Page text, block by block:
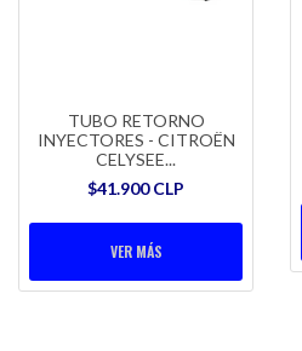
TUBO RETORNO
INYECTORES - CITROËN
CELYSEE...
$41.900 CLP
VER MÁS